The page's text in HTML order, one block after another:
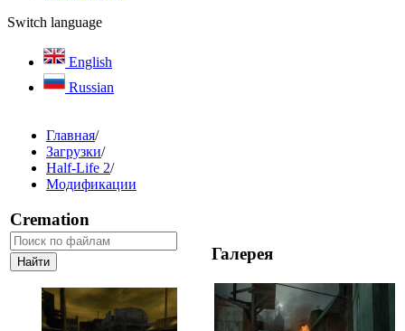
Switch language
English
Russian
Главная/
Загрузки/
Half-Life 2/
Модификации
Cremation
Галерея